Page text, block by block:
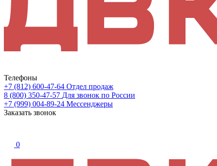
Телефоны
+7 (812) 600-47-64 Отдел продаж
8 (800) 350-47-57 Для звонок по России
+7 (999) 004-89-24 Мессенджеры
Заказать звонок
0